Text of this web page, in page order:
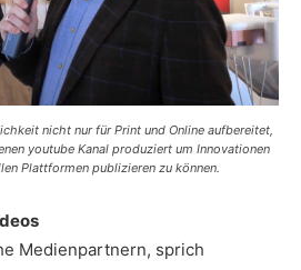
nicht nur für Print und Online aufbereitet,
youtube Kanal produziert um Innovationen
Plattformen publizieren zu können.
Medienpartnern, sprich